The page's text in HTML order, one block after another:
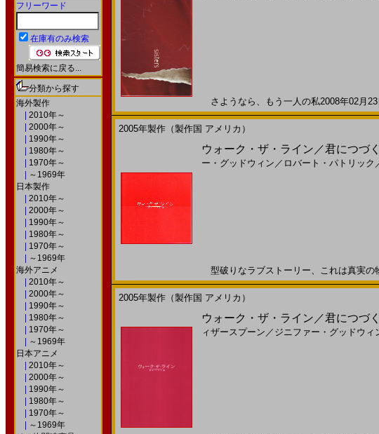
フリーワード
在庫有のみ検索
簡易検索に戻る...
分類から探す
海外製作
2010年～
2000年～
1990年～
1980年～
1970年～
～1969年
日本製作
2010年～
2000年～
1990年～
1980年～
1970年～
～1969年
海外アニメ
2010年～
2000年～
1990年～
1980年～
1970年～
～1969年
日本アニメ
2010年～
2000年～
1990年～
1980年～
1970年～
～1969年
さようなら、もう一人の私2008年02月
2005年製作（製作国 アメリカ）
ウォーク・ザ・ライン／君につづ
ー・グッドウィン ／ ロバート・パトリック
型破りなラブストーリー、これは真実
2005年製作（製作国 アメリカ）
ウォーク・ザ・ライン／君につづ
ィザースプーン ／ ジニファー・グッドウィ